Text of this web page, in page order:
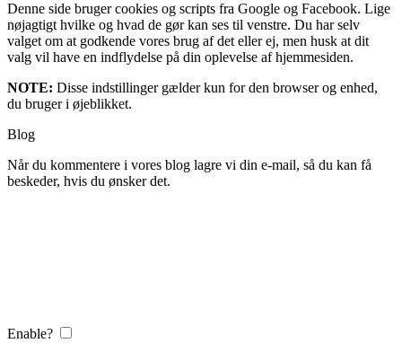
Denne side bruger cookies og scripts fra Google og Facebook. Lige
nøjagtigt hvilke og hvad de gør kan ses til venstre. Du har selv
valget om at godkende vores brug af det eller ej, men husk at dit
valg vil have en indflydelse på din oplevelse af hjemmesiden.
NOTE: Disse indstillinger gælder kun for den browser og enhed,
du bruger i øjeblikket.
Blog
Når du kommentere i vores blog lagre vi din e-mail, så du kan få
beskeder, hvis du ønsker det.
Enable?